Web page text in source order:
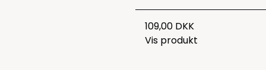
109,00 DKK
Vis produkt